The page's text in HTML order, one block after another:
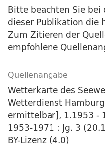
Bitte beachten Sie
dieser Publikation die
Zum Zitieren der
empfohlene
Quellenangabe
Wetterkarte des
Wetterdienst
ermittelbar], 1.1953 -
1953-1971 : Jg. 3
BY-Lizenz (4.0)